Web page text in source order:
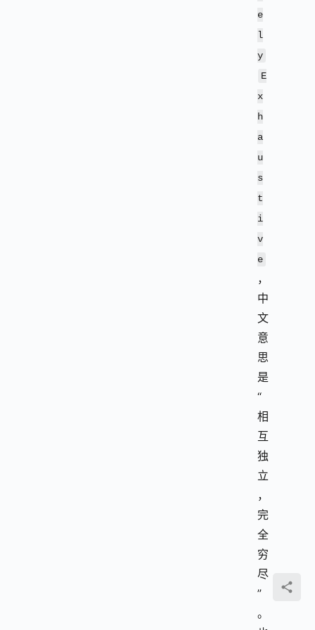
e
l
y
E
x
h
a
u
s
t
i
v
e
，
中
文
意
思
是
“
相
互
独
立
，
完
全
穷
尽
”
。